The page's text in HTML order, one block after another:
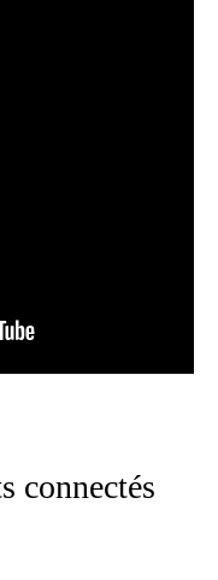
connectés